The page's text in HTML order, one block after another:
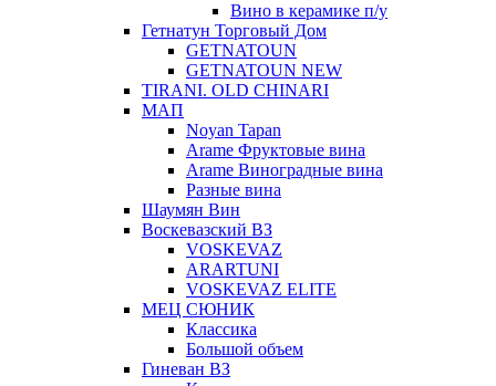
Вино в керамике п/у
Гетнатун Торговый Дом
GETNATOUN
GETNATOUN NEW
TIRANI. OLD CHINARI
МАП
Noyan Tapan
Arame Фруктовые вина
Arame Виноградные вина
Разные вина
Шаумян Вин
Воскевазский ВЗ
VOSKEVAZ
ARARTUNI
VOSKEVAZ ELITE
МЕЦ СЮНИК
Классика
Большой объем
Гиневан ВЗ